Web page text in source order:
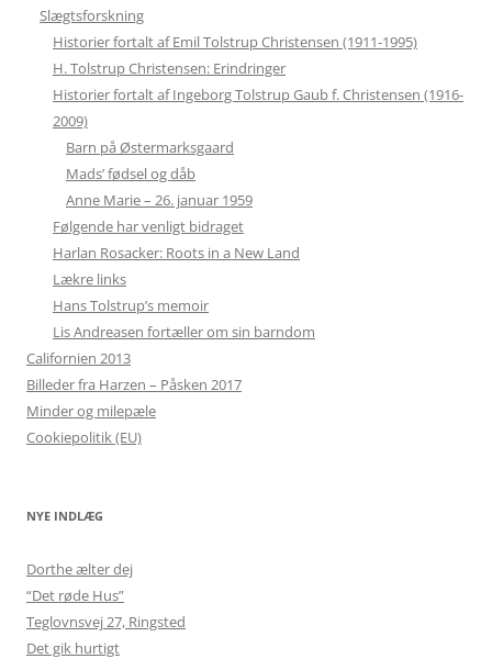
Slægtsforskning
Historier fortalt af Emil Tolstrup Christensen (1911-1995)
H. Tolstrup Christensen: Erindringer
Historier fortalt af Ingeborg Tolstrup Gaub f. Christensen (1916-
2009)
Barn på Østermarksgaard
Mads’ fødsel og dåb
Anne Marie – 26. januar 1959
Følgende har venligt bidraget
Harlan Rosacker: Roots in a New Land
Lækre links
Hans Tolstrup’s memoir
Lis Andreasen fortæller om sin barndom
Californien 2013
Billeder fra Harzen – Påsken 2017
Minder og milepæle
Cookiepolitik (EU)
NYE INDLÆG
Dorthe ælter dej
“Det røde Hus”
Teglovnsvej 27, Ringsted
Det gik hurtigt